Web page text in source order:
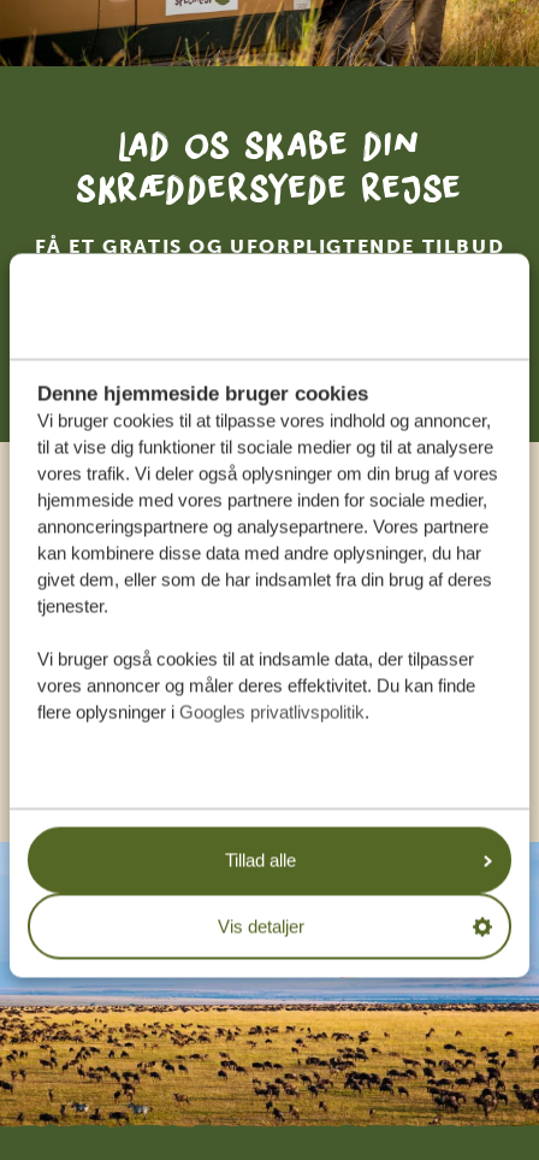
Denne hjemmeside bruger cookies
Vi bruger cookies til at tilpasse vores indhold og annoncer,
til at vise dig funktioner til sociale medier og til at analysere
vores trafik. Vi deler også oplysninger om din brug af vores
hjemmeside med vores partnere inden for sociale medier,
annonceringspartnere og analysepartnere. Vores partnere
kan kombinere disse data med andre oplysninger, du har
givet dem, eller som de har indsamlet fra din brug af deres
tjenester.
Vi bruger også cookies til at indsamle data, der tilpasser
vores annoncer og måler deres effektivitet. Du kan finde
flere oplysninger i Googles privatlivspolitik.
Tillad alle
Vis detaljer
Lad os skabe din
skræddersyede rejse
FÅ ET GRATIS OG UFORPLIGTENDE TILBUD
Ring til en ekspert
VORES SPECIALISTER SIDDER KLAR TIL AT
DA: +4589878233
Footer